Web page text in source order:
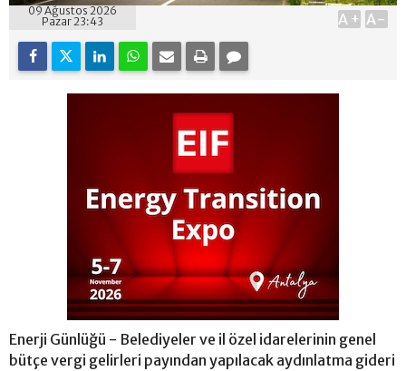
09 Ağustos 2026
Pazar 23:43
A+ A-
Enerji Günlüğü - Belediyeler ve il özel idarelerinin genel
bütçe vergi gelirleri payından yapılacak aydınlatma gideri